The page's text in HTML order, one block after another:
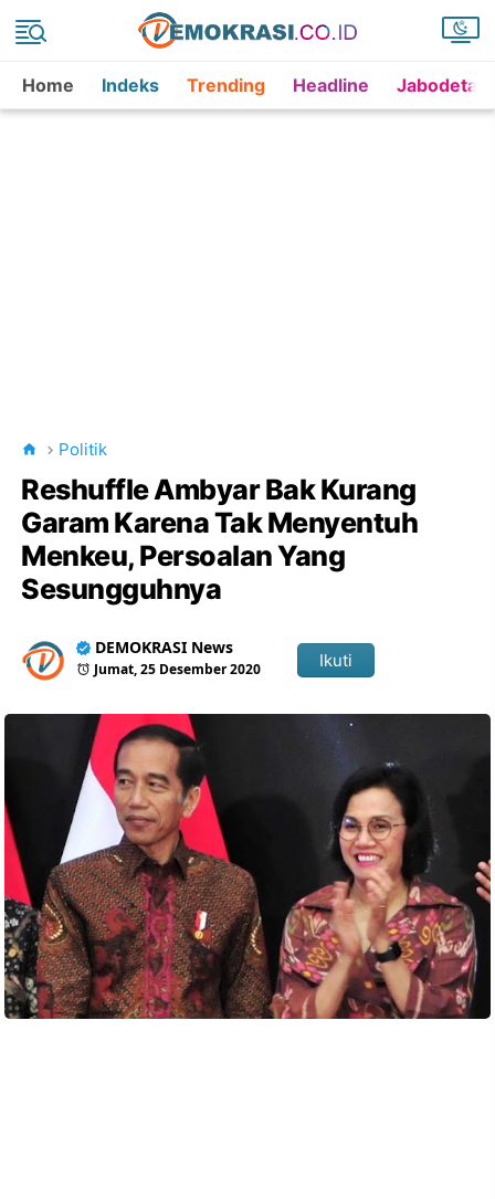
Home Indeks Trending Headline
Politik
Reshuffle Ambyar Bak Kurang
Garam Karena Tak Menyentuh
Menkeu, Persoalan Yang
Sesungguhnya
DEMOKRASI News
Jumat, 25 Desember 2020 Ikuti